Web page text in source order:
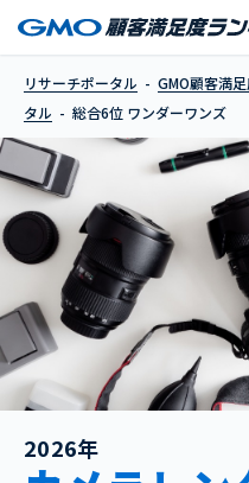
リサーチポータル GMO顧客満
タル
総合6位 ワンダーワンズ
2026年